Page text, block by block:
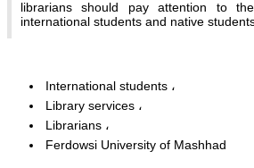
librarians should pay attention to
international students and native
International students
Library services
Librarians
Ferdowsi University of Mashhad